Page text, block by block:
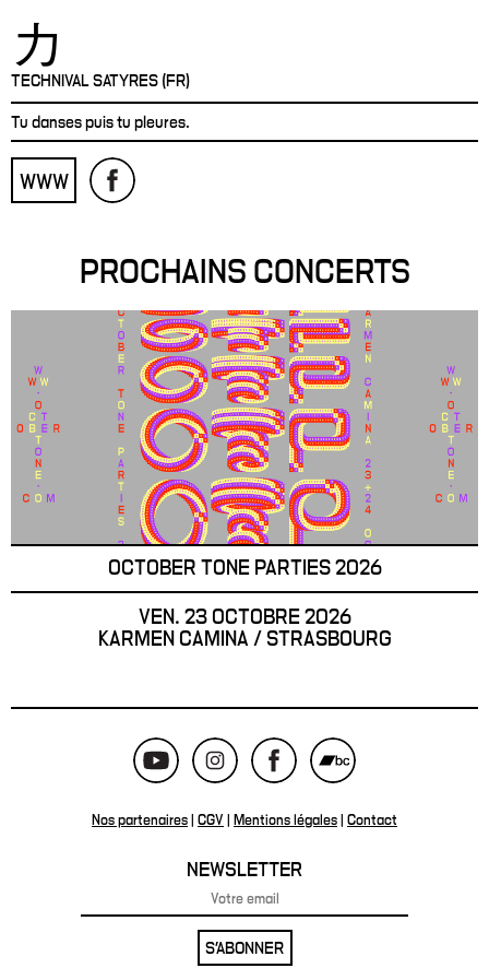
カ
TECHNIVAL SATYRES (FR)
Tu danses puis tu pleures.
WWW
PROCHAINS CONCERTS
OCTOBER TONE PARTIES 2026
VEN. 23 OCTOBRE 2026
KARMEN CAMINA / STRASBOURG
Nos partenaires CGV Mentions légales Contact
NEWSLETTER
S'ABONNER